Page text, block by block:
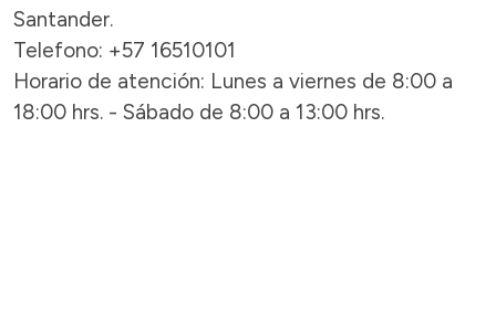
Santander.
Telefono: +57 16510101
Horario de atención: Lunes a viernes de 8:00 a
18:00 hrs. - Sábado de 8:00 a 13:00 hrs.